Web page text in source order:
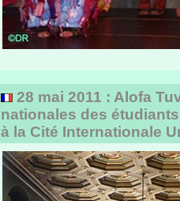
28 mai 2011 : Alofa
nationales des
à la Cité Internationale